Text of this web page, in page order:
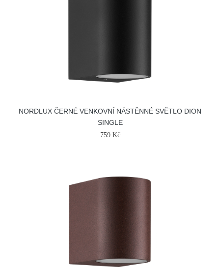
NORDLUX ČERNÉ VENKOVNÍ NÁSTĚNNÉ SVĚTLO DION
SINGLE
759 Kč